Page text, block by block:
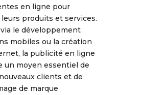
en ligne pour
produits et services.
le développement
mobiles ou la création
la publicité en ligne
un moyen essentiel de
clients et de
de marque